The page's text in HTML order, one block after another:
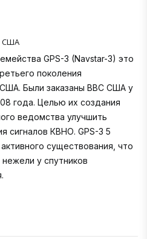
США
GPS-3 (Navstar-3) это
поколения
Были заказаны ВВС США у
года. Целью их создания
ведомства улучшить
сигналов КВНО. GPS-3 5
существования, что
у спутников